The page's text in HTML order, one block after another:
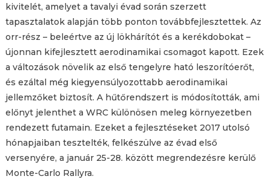
kivitelét, amelyet a tavalyi évad során szerzett
tapasztalatok alapján több ponton továbbfejlesztettek. Az
orr-rész – beleértve az új lökhárítót és a kerékdobokat –
újonnan kifejlesztett aerodinamikai csomagot kapott. Ezek
a változások növelik az első tengelyre ható leszorítóerőt,
és ezáltal még kiegyensúlyozottabb aerodinamikai
jellemzőket biztosít. A hűtőrendszert is módosították, ami
előnyt jelenthet a WRC különösen meleg környezetben
rendezett futamain. Ezeket a fejlesztéseket 2017 utolsó
hónapjaiban tesztelték, felkészülve az évad első
versenyére, a január 25-28. között megrendezésre kerülő
Monte-Carlo Rallyra.